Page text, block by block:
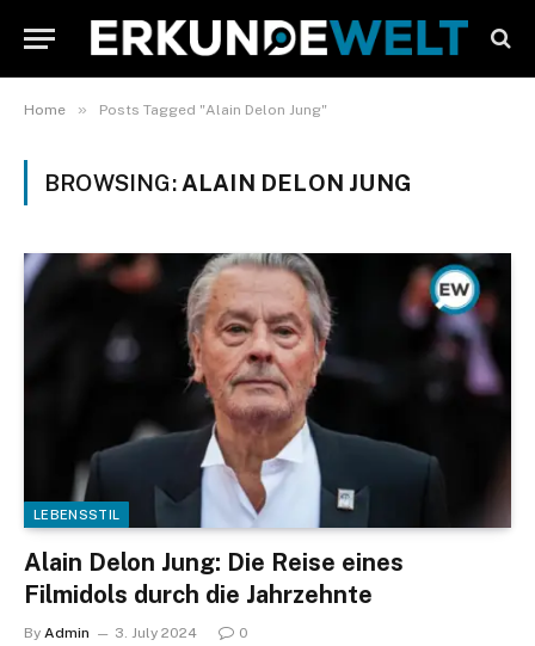
Home » Posts Tagged "Alain Delon Jung"
BROWSING: ALAIN DELON JUNG
LEBENSSTIL
Alain Delon Jung: Die Reise eines
Filmidols durch die Jahrzehnte
By Admin 3. July 2024 0